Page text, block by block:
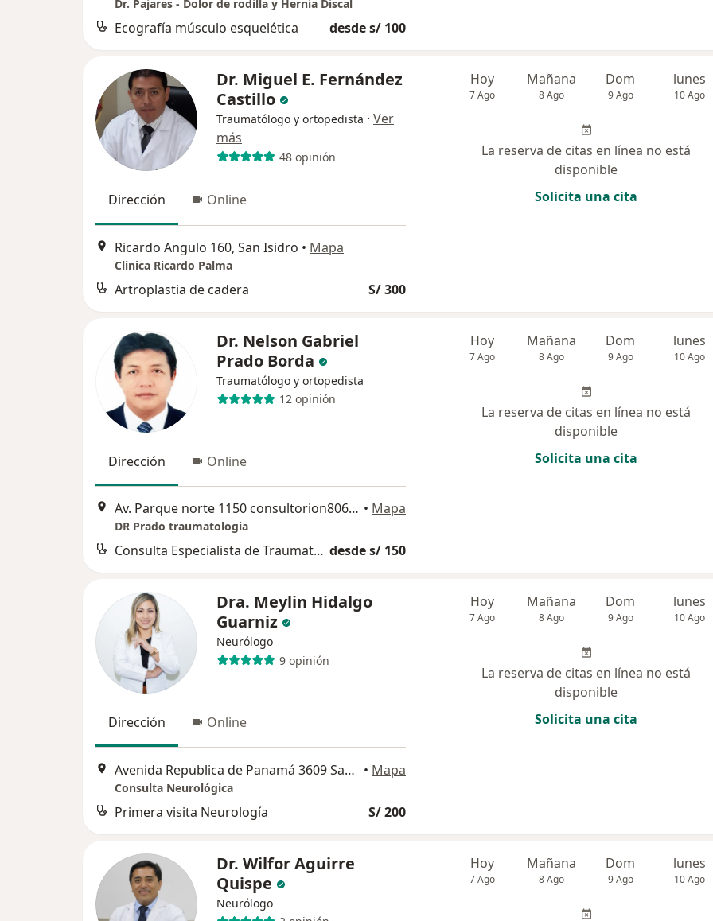
Dr. Pajares - Dolor de rodilla y Hernia Discal
Ecografía músculo esquelética desde s/ 100
Dr. Miguel E. Fernández
Castillo
Traumatólogo y ortopedista · Ver
más
48 opinión
Dirección Online
Ricardo Angulo 160, San Isidro • Mapa
Clinica Ricardo Palma
Artroplastia de cadera S/ 300
Hoy
7 Ago
Mañana
8 Ago
Dom
9 Ago
lunes
10 Ago
La reserva de citas en línea no está
disponible
Solicita una cita
Dr. Nelson Gabriel
Prado Borda
Traumatólogo y ortopedista
12 opinión
Dirección Online
Av. Parque norte 1150 consultorion806 urb corpac, Lima • Mapa
DR Prado traumatologia
Consulta Especialista de Traumatologia desde s/ 150
Hoy
7 Ago
Mañana
8 Ago
Dom
9 Ago
lunes
10 Ago
La reserva de citas en línea no está
disponible
Solicita una cita
Dra. Meylin Hidalgo
Guarniz
Neurólogo
9 opinión
Dirección Online
Avenida Republica de Panamá 3609 San Isidro Oficina 2301, Lima • Mapa
Consulta Neurológica
Primera visita Neurología S/ 200
Hoy
7 Ago
Mañana
8 Ago
Dom
9 Ago
lunes
10 Ago
La reserva de citas en línea no está
disponible
Solicita una cita
Dr. Wilfor Aguirre
Quispe
Neurólogo
Hoy
7 Ago
Mañana
8 Ago
Dom
9 Ago
lunes
10 Ago